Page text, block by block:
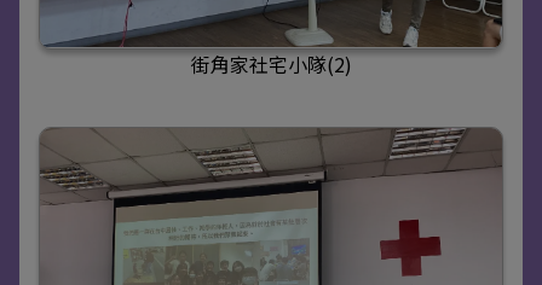
街角家社宅小隊(2)